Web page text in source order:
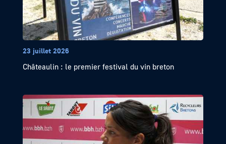
23 juillet 2026
Châteaulin : le premier festival du vin breton